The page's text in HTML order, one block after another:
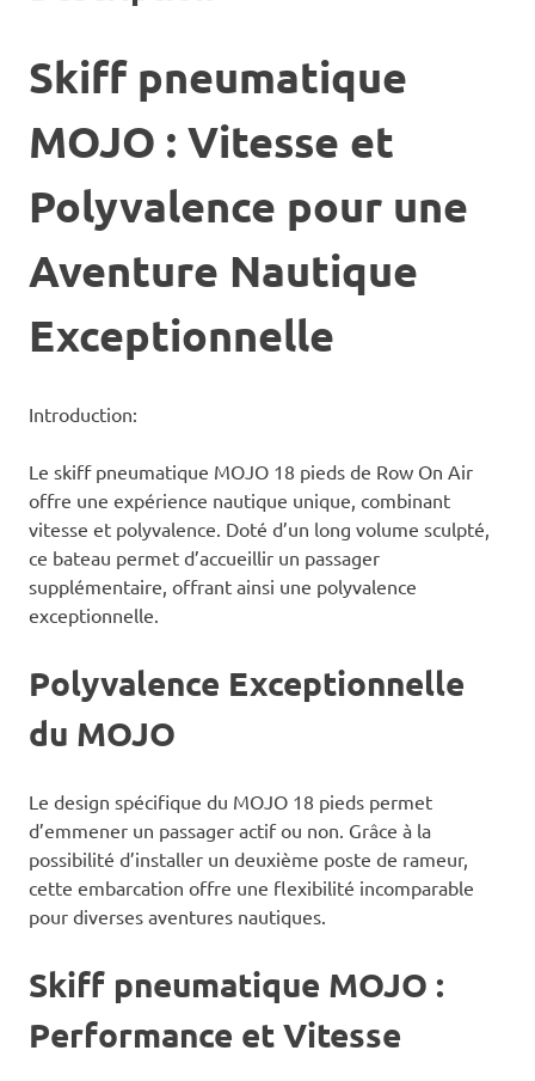
Skiff pneumatique
MOJO : Vitesse et
Polyvalence pour une
Aventure Nautique
Exceptionnelle
Introduction:
Le skiff pneumatique MOJO 18 pieds de Row On Air
offre une expérience nautique unique, combinant
vitesse et polyvalence. Doté d’un long volume sculpté,
ce bateau permet d’accueillir un passager
supplémentaire, offrant ainsi une polyvalence
exceptionnelle.
Polyvalence Exceptionnelle
du MOJO
Le design spécifique du MOJO 18 pieds permet
d’emmener un passager actif ou non. Grâce à la
possibilité d’installer un deuxième poste de rameur,
cette embarcation offre une flexibilité incomparable
pour diverses aventures nautiques.
Skiff pneumatique MOJO :
Performance et Vitesse